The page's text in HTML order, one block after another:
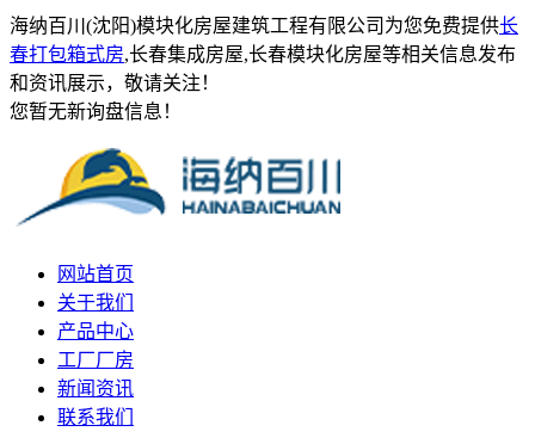
海纳百川(沈阳)模块化房屋建筑工程有限公司为您免费提供长
春打包箱式房,长春集成房屋,长春模块化房屋等相关信息发布
和资讯展示，敬请关注！
您暂无新询盘信息！
网站首页
关于我们
产品中心
工厂厂房
新闻资讯
联系我们